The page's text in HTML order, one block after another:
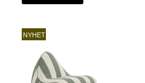
NYHET